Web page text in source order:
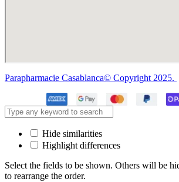
Parapharmacie Casablanca© Copyright 2025.
Hide similarities
Highlight differences
Select the fields to be shown. Others will be
to rearrange the order.